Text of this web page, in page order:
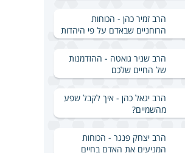
הרב זמיר כהן - הכוחות
הרוחניים שבאדם על פי היהדות
הרב שניר גואטה - ההזדמנות
של החיים שלכם
הרב יגאל כהן - איך לקבל שפע
מהשמיים?
הרב יצחק פנגר - הכוחות
המניעים את האדם בחיים